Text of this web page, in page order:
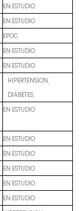
EN ESTUDIO
EN ESTUDIO
EPOC,
EN ESTUDIO
EN ESTUDIO
HIPERTENSION,
DIABETES,
EN ESTUDIO
EN ESTUDIO
EN ESTUDIO
EN ESTUDIO
EN ESTUDIO
EN ESTUDIO